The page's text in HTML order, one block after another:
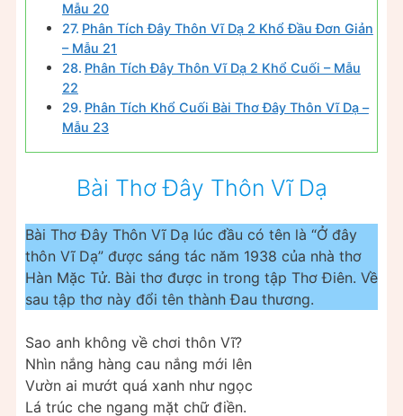
Mẫu 20
Phân Tích Đây Thôn Vĩ Dạ 2 Khổ Đầu Đơn Giản
– Mẫu 21
Phân Tích Đây Thôn Vĩ Dạ 2 Khổ Cuối – Mẫu
22
Phân Tích Khổ Cuối Bài Thơ Đây Thôn Vĩ Dạ –
Mẫu 23
Bài Thơ Đây Thôn Vĩ Dạ
Bài Thơ Đây Thôn Vĩ Dạ lúc đầu có tên là “Ở đây
thôn Vĩ Dạ” được sáng tác năm 1938 của nhà thơ
Hàn Mặc Tử. Bài thơ được in trong tập Thơ Điên. Về
sau tập thơ này đổi tên thành Đau thương.
Sao anh không về chơi thôn Vĩ?
Nhìn nắng hàng cau nắng mới lên
Vườn ai mướt quá xanh như ngọc
Lá trúc che ngang mặt chữ điền.